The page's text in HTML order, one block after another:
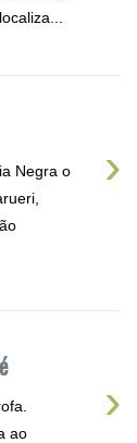
›
Negra o
›
ao